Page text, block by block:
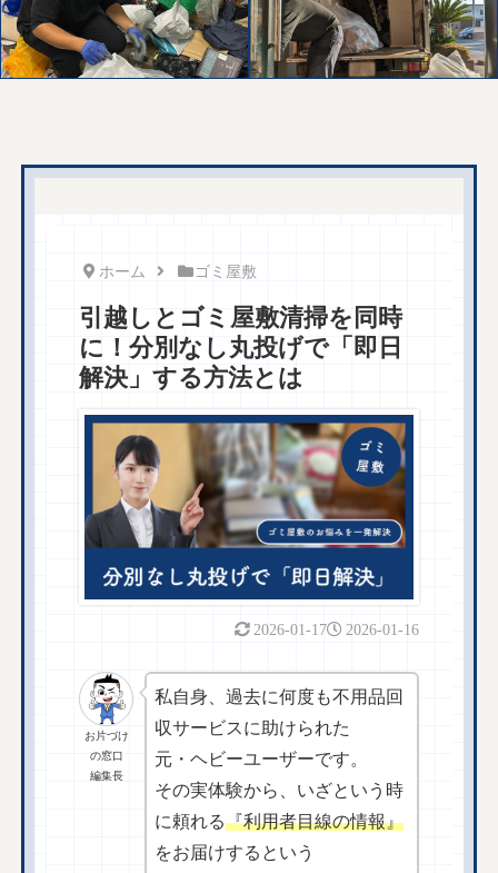
ホーム ゴミ屋敷
引越しとゴミ屋敷清掃を同時
に！分別なし丸投げで「即日
解決」する方法とは
2026-01-16
2026-01-17
お片づけ
の窓口
編集長
私自身、過去に何度も不用品回
収サービスに助けられた
元・ヘビーユーザーです。
その実体験から、いざという時
に頼れる『利用者目線の情報』
をお届けするという